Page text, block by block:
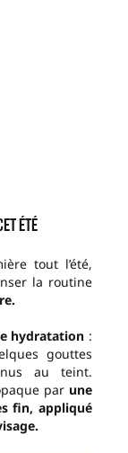
été
tout l’été,
la routine
hydratation :
gouttes
au teint.
par une
fin, appliqué